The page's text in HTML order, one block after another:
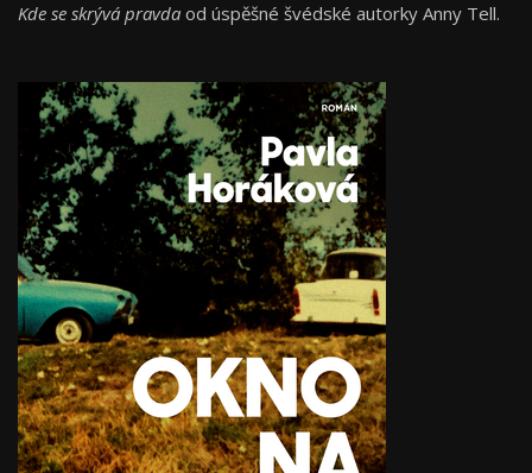
Kde se skrývá pravda od úspěšné švédské autorky Anny Tell.